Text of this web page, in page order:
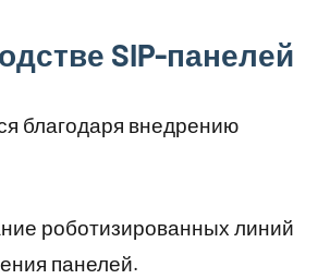
SIP-панелей
благодаря внедрению
роботизированных линий
панелей.